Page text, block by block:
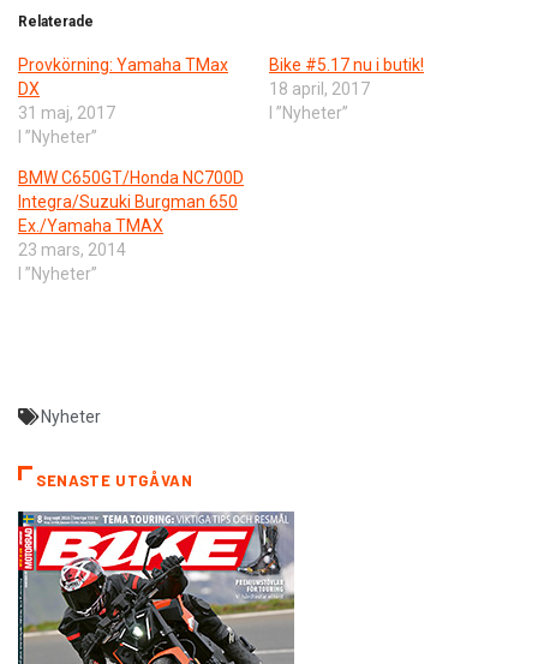
Relaterade
Provkörning: Yamaha TMax
DX
31 maj, 2017
I ”Nyheter”
Bike #5.17 nu i butik!
18 april, 2017
I ”Nyheter”
BMW C650GT/Honda NC700D
Integra/Suzuki Burgman 650
Ex./Yamaha TMAX
23 mars, 2014
I ”Nyheter”
Nyheter
SENASTE UTGÅVAN